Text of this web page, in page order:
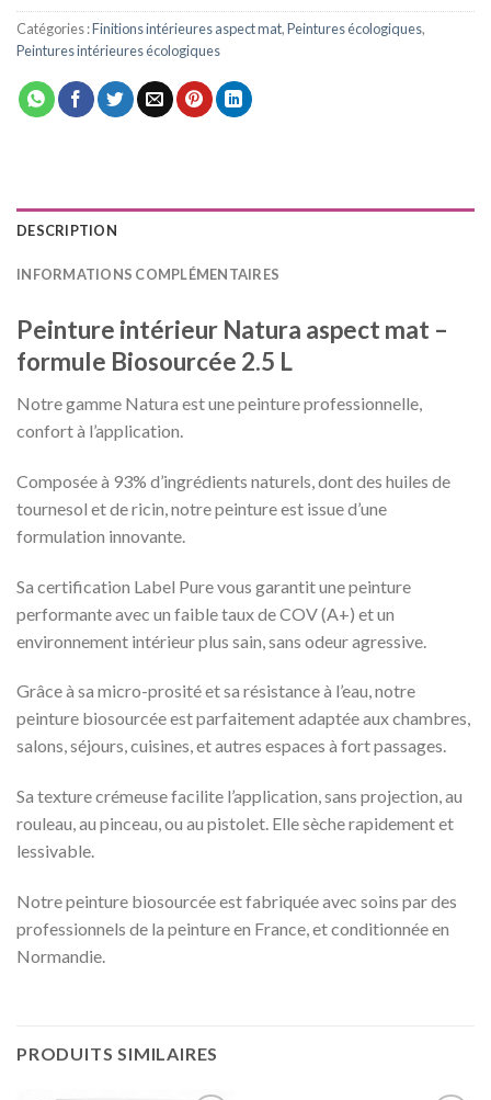
Catégories :Finitions intérieures aspect mat,Peintures écologiques,
Peintures intérieures écologiques
DESCRIPTION
INFORMATIONS COMPLÉMENTAIRES
Peinture intérieur Natura aspect mat –
formule Biosourcée 2.5 L
Notre gamme Natura est une peinture professionnelle,
confort à l’application.
Composée à 93% d’ingrédients naturels, dont des huiles de
tournesol et de ricin, notre peinture est issue d’une
formulation innovante.
Sa certification Label Pure vous garantit une peinture
performante avec un faible taux de COV (A+) et un
environnement intérieur plus sain, sans odeur agressive.
Grâce à sa micro-prosité et sa résistance à l’eau, notre
peinture biosourcée est parfaitement adaptée aux chambres,
salons, séjours, cuisines, et autres espaces à fort passages.
Sa texture crémeuse facilite l’application, sans projection, au
rouleau, au pinceau, ou au pistolet. Elle sèche rapidement et
lessivable.
Notre peinture biosourcée est fabriquée avec soins par des
professionnels de la peinture en France, et conditionnée en
Normandie.
PRODUITS SIMILAIRES